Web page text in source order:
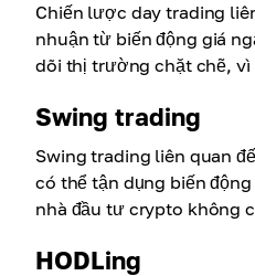
Chiến lược day trading
nhuận từ biến động giá
dõi thị trường chặt chẽ, vì
Swing trading
Swing trading liên quan
có thể tận dụng biến
nhà đầu tư crypto không
HODLing